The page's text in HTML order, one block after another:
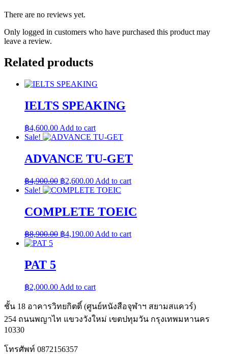
There are no reviews yet.
Only logged in customers who have purchased this product may
leave a review.
Related products
IELTS SPEAKING
฿4,600.00 Add to cart
Sale!
ADVANCE TU-GET
฿4,900.00 Original
price
฿4,900.00.
฿2,600.00Current
price
฿2,600.00.
Add to cart
Sale!
COMPLETE TOEIC
฿8,900.00 Original
฿4,190.00Current
Add to cart
PAT 5
฿2,000.00 Add to cart
ชั้น 18 อาคารวิทยกิตติ์ (ศูนย์หนังสือจุฬาฯ สยามสแควร์)
254 ถนนพญาไท แขวงวังใหม่ เขตปทุมวัน กรุงเทพมหานคร
10330
โทรศัพท์ 0872156357